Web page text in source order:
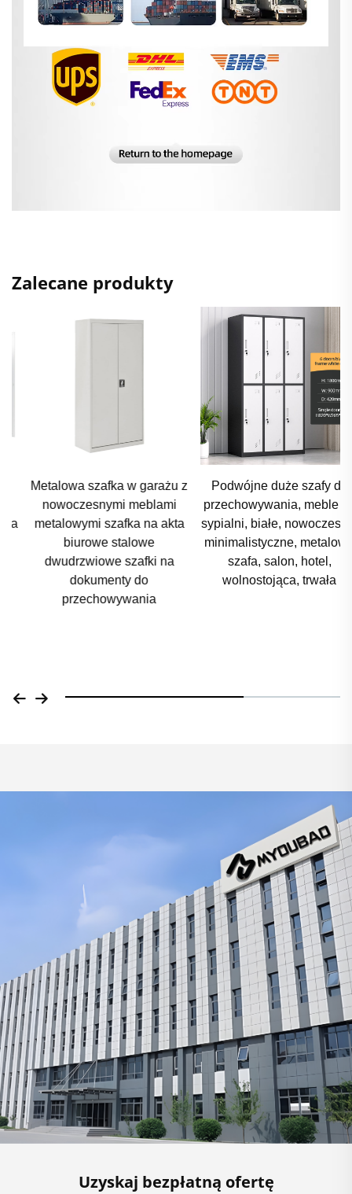
Zalecane produkty
Metalowa szafka w garażu z
nowoczesnymi meblami
metalowymi szafka na akta
biurowe stalowe
dwudrzwiowe szafki na
dokumenty do
przechowywania
Podwójne duże szafy do
przechowywania, meble do
sypialni, białe, nowoczesne,
minimalistyczne, metalowa
szafa, salon, hotel,
wolnostojąca, trwała
Uzyskaj bezpłatną ofertę